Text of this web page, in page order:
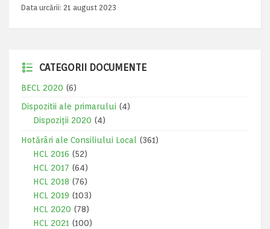
Data urcării: 21 august 2023
CATEGORII DOCUMENTE
BECL 2020 (6)
Dispozitii ale primarului (4)
Dispoziții 2020 (4)
Hotărâri ale Consiliului Local
(361)
HCL 2016 (52)
HCL 2017 (64)
HCL 2018 (76)
HCL 2019 (103)
HCL 2020 (78)
HCL 2021 (100)